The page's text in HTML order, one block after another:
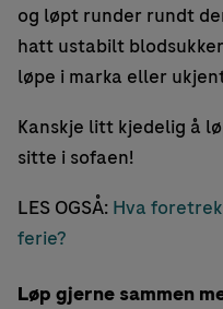
og løpt runder rundt
hatt ustabilt
løpe i marka eller
Kanskje litt kjedelig å
sitte i sofaen!
LES OGSÅ: Hva
ferie?
Løp gjerne sammen